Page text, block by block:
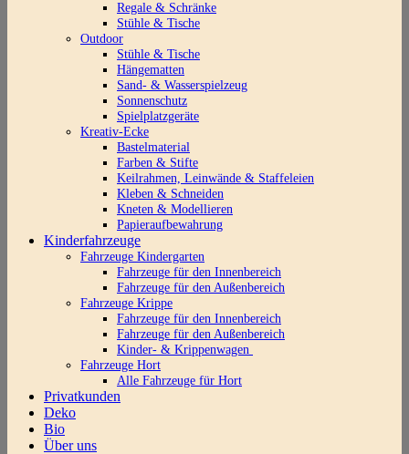
Regale & Schränke
Stühle & Tische
Outdoor
Stühle & Tische
Hängematten
Sand- & Wasserspielzeug
Sonnenschutz
Spielplatzgeräte
Kreativ-Ecke
Bastelmaterial
Farben & Stifte
Keilrahmen, Leinwände & Staffeleien
Kleben & Schneiden
Kneten & Modellieren
Papieraufbewahrung
Kinderfahrzeuge
Fahrzeuge Kindergarten
Fahrzeuge für den Innenbereich
Fahrzeuge für den Außenbereich
Fahrzeuge Krippe
Fahrzeuge für den Innenbereich
Fahrzeuge für den Außenbereich
Kinder- & Krippenwagen
Fahrzeuge Hort
Alle Fahrzeuge für Hort
Privatkunden
Deko
Bio
Über uns